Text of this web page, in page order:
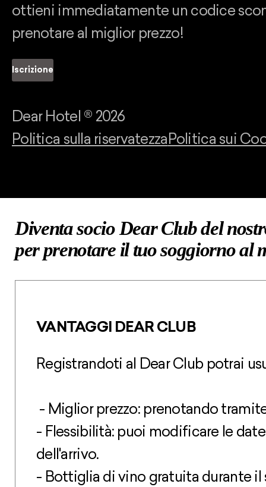
ottieni immediatamente un codice
prenotare al miglior prezzo!
Iscrizione
Dear Hotel ® 2026
Politica sulla riservatezza Politica sui
Diventa socio Dear Club del
per prenotare il tuo soggiorno al
VANTAGGI DEAR CLUB
Registrandoti al Dear Club potrai
- Miglior prezzo: prenotando
- Flessibilità: puoi modificare le
dell'arrivo.
- Bottiglia di vino gratuita durante il